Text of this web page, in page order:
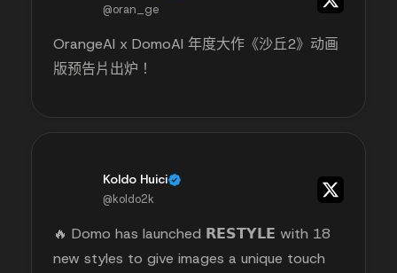
@oran_ge
OrangeAI x DomoAI 年度大作《沙丘2》动画
版预告片出炉！
Koldo Huici
@koldo2k
🔥 Domo has launched 𝗥𝗘𝗦𝗧𝗬𝗟𝗘 with 18
new styles to give images a unique touch